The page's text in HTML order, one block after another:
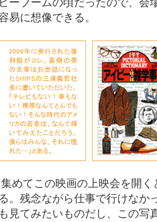
ーブームの頃だったので、会
易に想像できる。
めてこの映画の上映会を開く
。残念ながら仕事で行けなか
見てみたいものだし、この写